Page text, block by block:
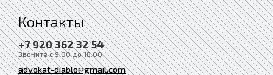
Контакты
+7 920 362 32 54
Звоните с 9:00 до 18:00
advokat-diablo@gmail.com